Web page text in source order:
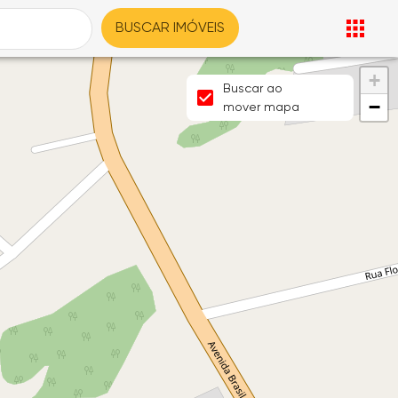
BUSCAR IMÓVEIS
+
−
Buscar ao
mover mapa